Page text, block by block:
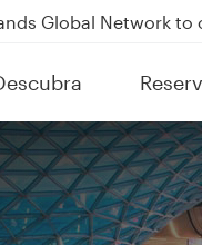
on Travelling with
Airways flight
Global Network to